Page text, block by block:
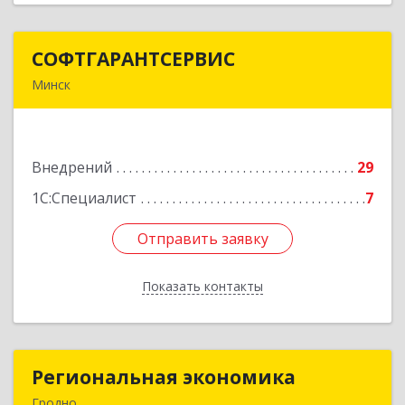
СОФТГАРАНТСЕРВИС
Минск
Внедрений
29
1С:Специалист
7
Отправить заявку
Показать контакты
СОФТГАРАНТСЕРВИС
Подробнее
Отправить заявку
Назад
Региональная экономика
Региональная экономика